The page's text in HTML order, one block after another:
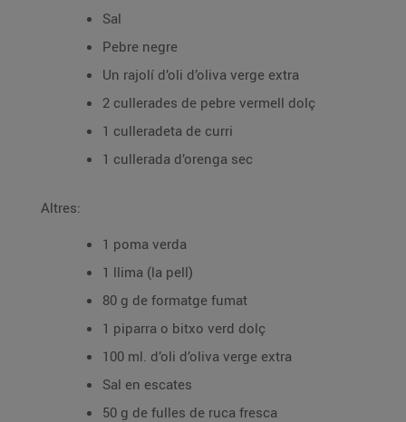
Sal
Pebre negre
Un rajolí d’oli d’oliva verge extra
2 cullerades de pebre vermell dolç
1 culleradeta de curri
1 cullerada d’orenga sec
Altres:
1 poma verda
1 llima (la pell)
80 g de formatge fumat
1 piparra o bitxo verd dolç
100 ml. d’oli d’oliva verge extra
Sal en escates
50 g de fulles de ruca fresca